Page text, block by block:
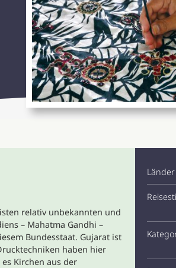
relativ unbekannten und
– Mahatma Gandhi –
Bundesstaat. Gujarat ist
haben hier
Kirchen aus der
Länder